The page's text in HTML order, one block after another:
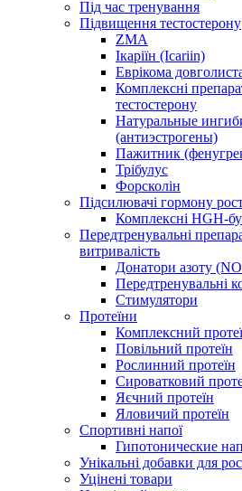
Під час тренування
Підвищення тестостерону
ZMA
Ікаріїн (Icariin)
Еврікома
Комплексні
тестостерону
Натуральные
(антиэстрогены)
Пажитник
Трібулус
Форсколін
Підсилювачі гормону
Комплексні HGH-
Передтренувальні
витривалість
Донатори азоту
Передтренувальні
Стимулятори
Протеїни
Комплексний
Повільний протеїн
Рослинний протеїн
Сироватковий
Яєчний протеїн
Яловичий протеїн
Спортивні напої
Гипотонические
Унікальні добавки для
Уцінені товари